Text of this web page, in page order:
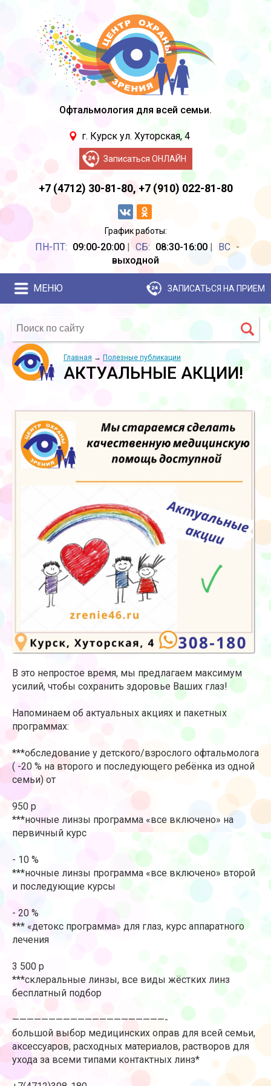
График работы:
ПН-ПТ: 09:00-20:00| CБ: 08:30-16:00| ВС -
выходной
Офтальмология для всей семьи.
г. Курск ул. Хуторская, 4
Записаться ОНЛАЙН
+7 (4712) 30-81-80, +7 (910) 022-81-80
МЕНЮ ЗАПИСАТЬСЯ НА ПРИЕМ
Главная → Полезные публикации
АКТУАЛЬНЫЕ АКЦИИ!
В это непростое время, мы предлагаем максимум
усилий, чтобы сохранить здоровье Ваших глаз!
Напоминаем об актуальных акциях и пакетных
программах:
***обследование у детского/взрослого офтальмолога
( -20 % на второго и последующего ребёнка из одной
семьи) от
950 р
***ночные линзы программа «все включено» на
первичный курс
- 10 %
***ночные линзы программа «все включено» второй
и последующие курсы
- 20 %
*** «детокс программа» для глаз, курс аппаратного
лечения
3 500 р
***склеральные линзы, все виды жёстких линз
бесплатный подбор
—————————————————————-
большой выбор медицинских оправ для всей семьи,
аксессуаров, расходных материалов, растворов для
ухода за всеми типами контактных линз*